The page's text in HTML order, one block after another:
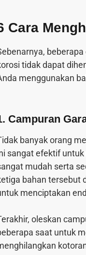
Cara
tidak dapat
menggunakan
Campuran
banyak orang
sangat efektif
mudah serta
bahan tersebut
menciptakan
oleskan
saat untuk